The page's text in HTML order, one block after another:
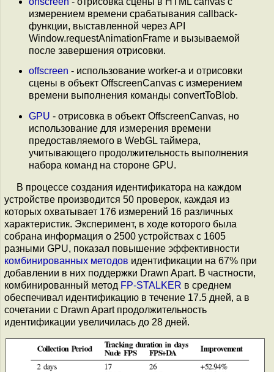
измерением времени срабатывания callback-
функции, выставленной через API
Window.requestAnimationFrame и вызываемой
после завершения отрисовки.
offscreen - использование worker-а и отрисовки
сцены в объект OffscreenCanvas с измерением
времени выполнения команды convertToBlob.
GPU - отрисовка в объект OffscreenCanvas, но
использование для измерения времени
предоставляемого в WebGL таймера,
учитывающего продолжительность выполнения
набора команд на стороне GPU.
В процессе создания идентификатора на каждом
устройстве производится 50 проверок, каждая из
которых охватывает 176 измерений 16 различных
характеристик. Эксперимент, в ходе которого была
собрана информация о 2500 устройствах с 1605
разными GPU, показал повышение эффективности
комбинированных методов идентификации на 67% при
добавлении в них поддержки Drawn Apart. В частности,
комбинированный метод FP-STALKER в среднем
обеспечивал идентификацию в течение 17.5 дней, а в
сочетании с Drawn Apart продолжительность
идентификации увеличилась до 28 дней.